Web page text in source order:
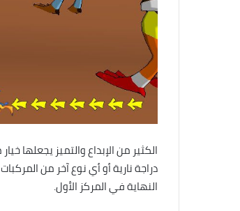
الكثير من الإبداع والتميز يجعلها
دراجة نارية أو أي نوع آخر من
النهاية في المركز الأول.